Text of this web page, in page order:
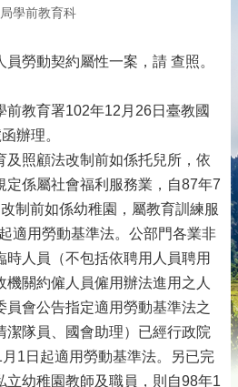
學前教育科
勞動契約屬性一案，請 查照。
前教育署102年12月26日臺教國
辦理。
及照顧法改制前如係托兒所，依
定係屬社會福利服務業，自87年7
制前如係幼稚園，屬教育訓練服
適用勞動基準法。公部門各業非
人員（不包括依聘用人員聘用
關約僱人員僱用辦法進用之人
員會公告指定適用勞動基準法之
潔隊員、國會助理）已經行政院
1日起適用勞動基準法。另已完
立幼稚園教師及職員，則自98年1